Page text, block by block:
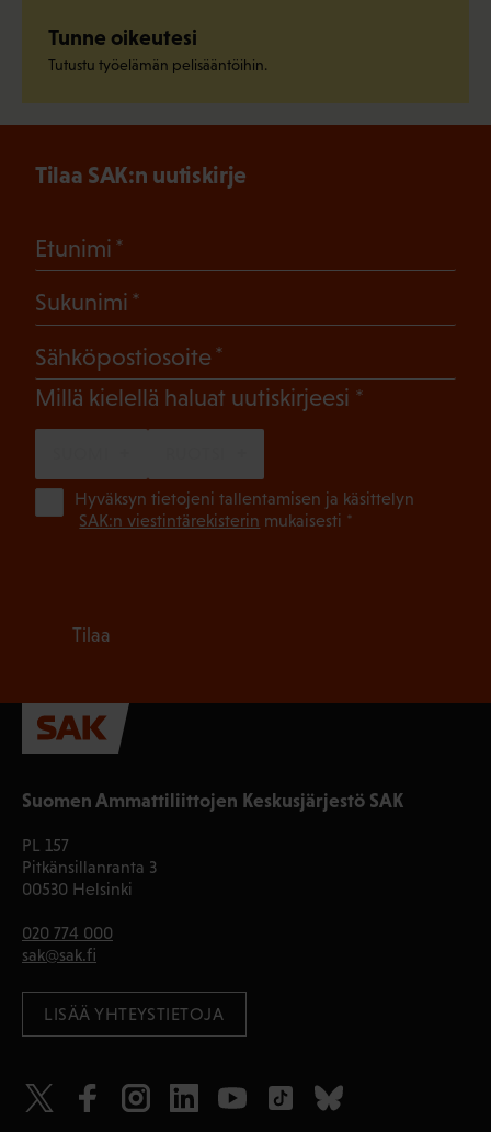
Tunne oikeutesi
Tutustu työelämän pelisääntöihin.
Suomen Ammattiliittojen Keskusjärjestö SAK
PL 157
Pitkänsillanranta 3
00530 Helsinki
020 774 000
sak@sak.fi
LISÄÄ YHTEYSTIETOJA
Tilaa SAK:n uutiskirje
Etunimi
Sukunimi
Sähköpostiosoite
Millä kielellä haluat uutiskirjeesi (Pakollinen)
Hyväksyn tietojeni tallentamisen ja käsittelyn
SAK:n viestintärekisterin mukaisesti *
Tilaa